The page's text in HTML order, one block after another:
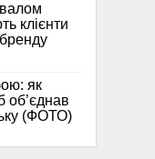
клієнти
як
об’єднав
(ФОТО)